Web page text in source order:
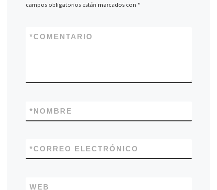
campos obligatorios están marcados con *
COMENTARIO
*
NOMBRE
*
CORREO ELECTRÓNICO
*
WEB